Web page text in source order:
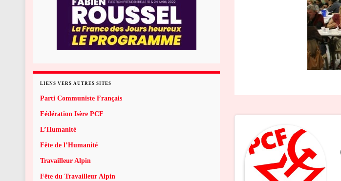
LIENS VERS AUTRES SITES
Parti Communiste Français
Fédération Isère PCF
L’Humanité
Fête de l’Humanité
Travailleur Alpin
Fête du Travailleur Alpin